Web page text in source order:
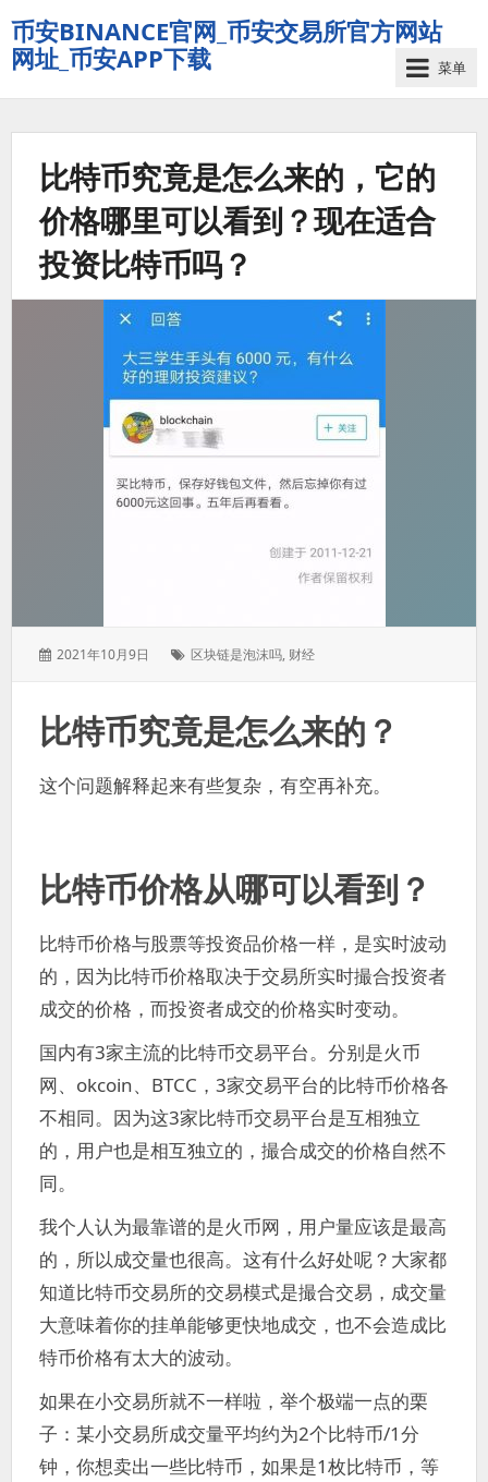
币安BINANCE官网_币安交易所官方网站
网址_币安APP下载
菜单
比特币究竟是怎么来的，它的
价格哪里可以看到？现在适合
投资比特币吗？
发
2021年10月9日
标
区块链是泡沫吗, 财经
比特币究竟是怎么来的？
这个问题解释起来有些复杂，有空再补充。
比特币价格从哪可以看到？
比特币价格与股票等投资品价格一样，是实时波动
的，因为比特币价格取决于交易所实时撮合投资者
成交的价格，而投资者成交的价格实时变动。
国内有3家主流的比特币交易平台。分别是火币
网、okcoin、BTCC，3家交易平台的比特币价格各
不相同。因为这3家比特币交易平台是互相独立
的，用户也是相互独立的，撮合成交的价格自然不
同。
我个人认为最靠谱的是火币网，用户量应该是最高
的，所以成交量也很高。这有什么好处呢？大家都
知道比特币交易所的交易模式是撮合交易，成交量
大意味着你的挂单能够更快地成交，也不会造成比
特币价格有太大的波动。
如果在小交易所就不一样啦，举个极端一点的栗
子：某小交易所成交量平均约为2个比特币/1分
钟，你想卖出一些比特币，如果是1枚比特币，等